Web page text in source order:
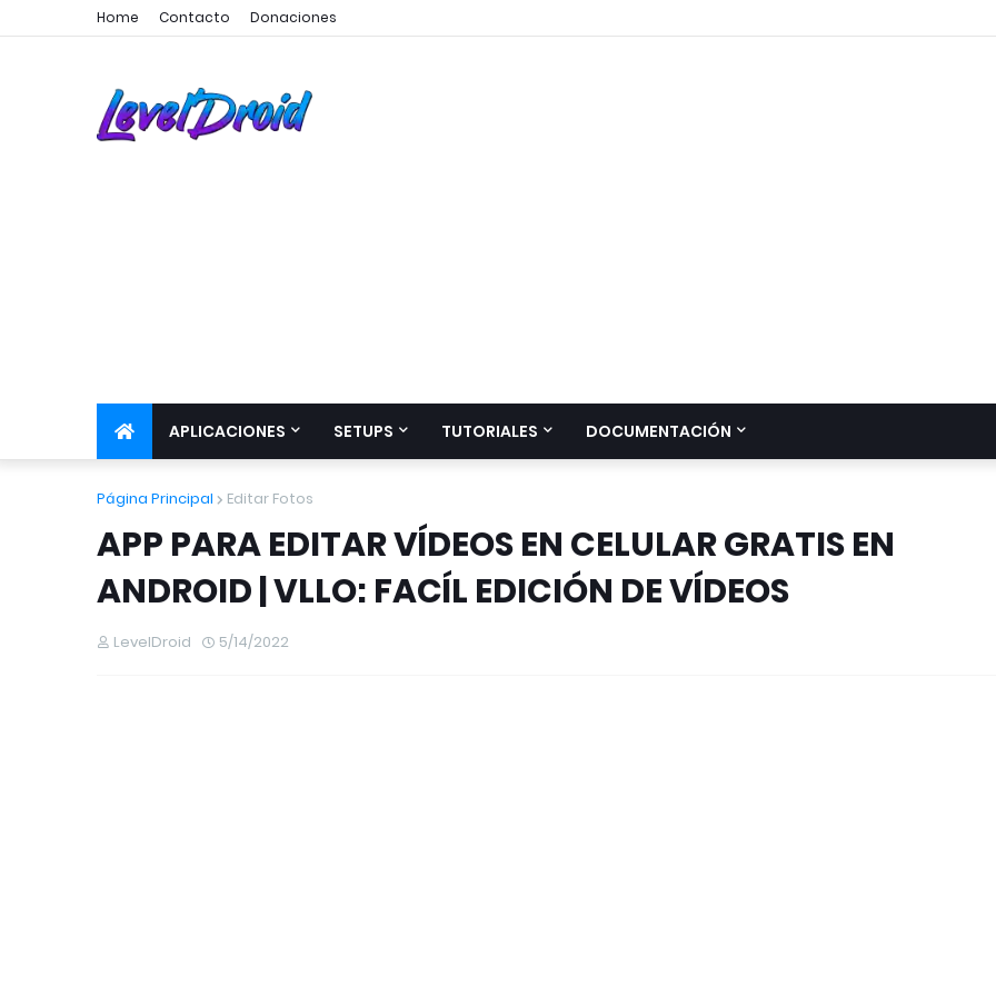
Home Contacto Donaciones
APLICACIONES SETUPS TUTORIALES DOCUMENTACIÓN
Página Principal Editar Fotos
APP PARA EDITAR VÍDEOS EN CELULAR GRATIS EN
ANDROID | VLLO: FACÍL EDICIÓN DE VÍDEOS
LevelDroid 5/14/2022